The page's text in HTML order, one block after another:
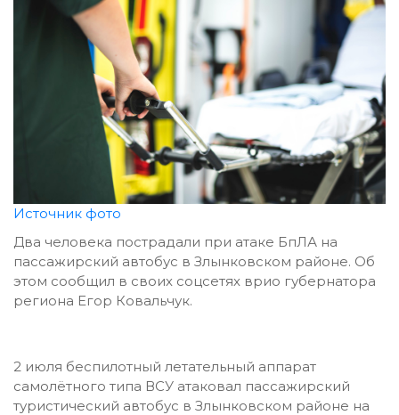
Источник фото
Два человека пострадали при атаке БпЛА на
пассажирский автобус в Злынковском районе. Об
этом сообщил в своих соцсетях врио губернатора
региона Егор Ковальчук.
2 июля беспилотный летательный аппарат
самолётного типа ВСУ атаковал пассажирский
туристический автобус в Злынковском районе на